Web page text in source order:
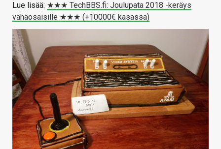
Lue lisää: ★★★ TechBBS.fi: Joulupata 2018 -keräys
vähäosaisille ★★★ (+10000€ kasassa)